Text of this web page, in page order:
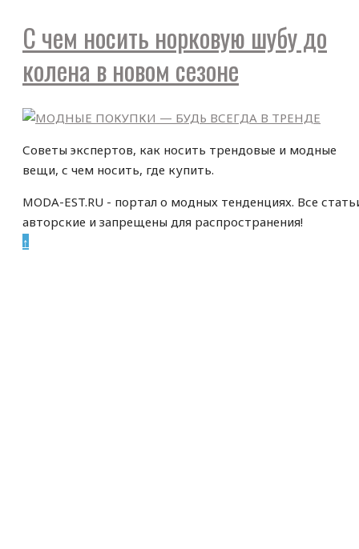
С чем носить норковую шубу до
колена в новом сезоне
Советы экспертов, как носить трендовые и модные
вещи, с чем носить, где купить.
MODA-EST.RU - портал о модных тенденциях. Все
авторские и запрещены для распространения!
↑